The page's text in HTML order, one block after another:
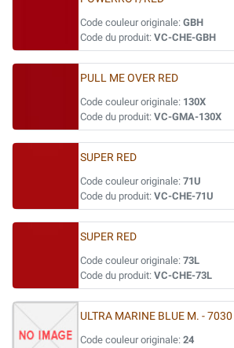
Code couleur originale: GBH
Code du produit: VC-CHE-GBH
PULL ME OVER RED
Code couleur originale: 130X
Code du produit: VC-GMA-130X
SUPER RED
Code couleur originale: 71U
Code du produit: VC-CHE-71U
SUPER RED
Code couleur originale: 73L
Code du produit: VC-CHE-73L
ULTRA MARINE BLUE M. - 7030
Code couleur originale: 24